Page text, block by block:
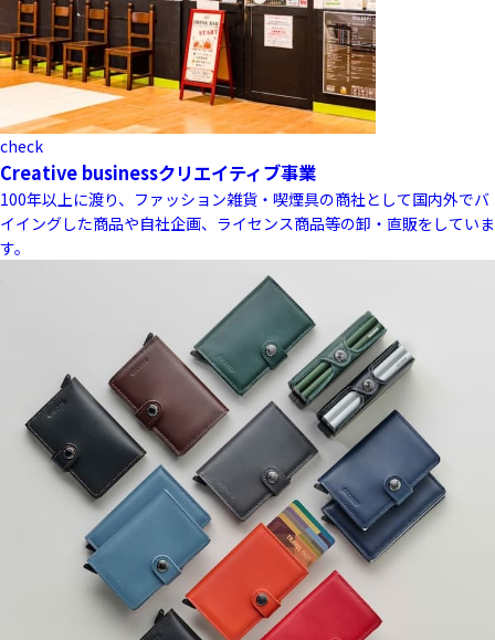
check
Creative businessクリエイティブ事業
100年以上に渡り、ファッション雑貨・喫煙具の商社として国内外でバ
イイングした商品や自社企画、ライセンス商品等の卸・直販をしていま
す。